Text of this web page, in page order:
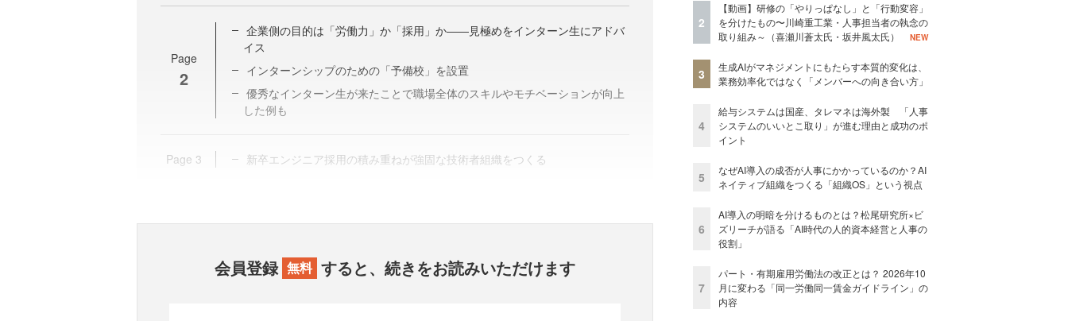
Page
2
企業側の目的は「労働力」か「採用」か――見極めをインターン生にアドバ
イス
インターンシップのための「予備校」を設置
優秀なインターン生が来たことで職場全体のスキルやモチベーションが向上
した例も
Page 3 新卒エンジニア採用の積み重ねが強固な技術者組織をつくる
会員登録 無料 すると、続きをお読みいただけます
2
【動画】研修の「やりっぱなし」と「行動変容」
を分けたもの〜川崎重工業・人事担当者の執念の
取り組み～（喜瀬川蒼太氏・坂井風太氏）
NEW
3
生成AIがマネジメントにもたらす本質的変化は、
業務効率化ではなく「メンバーへの向き合い方」
4
給与システムは国産、タレマネは海外製 「人事
システムのいいとこ取り」が進む理由と成功のポ
イント
5
なぜAI導入の成否が人事にかかっているのか？AI
ネイティブ組織をつくる「組織OS」という視点
6
AI導入の明暗を分けるものとは？松尾研究所×ビ
ズリーチが語る「AI時代の人的資本経営と人事の
役割」
7
パート・有期雇用労働法の改正とは？ 2026年10
月に変わる「同一労働同一賃金ガイドライン」の
内容